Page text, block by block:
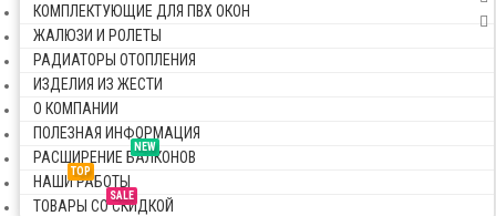
КОМПЛЕКТУЮЩИЕ ДЛЯ ПВХ ОКОН
ЖАЛЮЗИ И РОЛЕТЫ
РАДИАТОРЫ ОТОПЛЕНИЯ
ИЗДЕЛИЯ ИЗ ЖЕСТИ
О КОМПАНИИ
ПОЛЕЗНАЯ ИНФОРМАЦИЯ
NEW
РАСШИРЕНИЕ БАЛКОНОВ
TOP
НАШИ РАБОТЫ
SALE
ТОВАРЫ СО СКИДКОЙ